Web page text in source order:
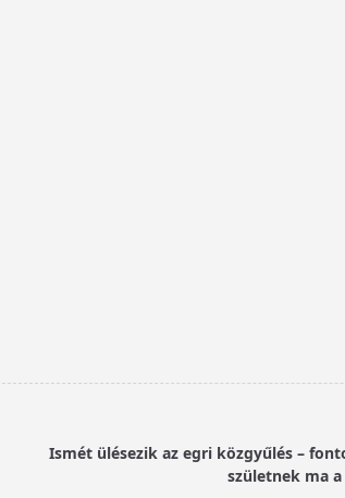
Ismét ülésezik az egri közgyűlés –
születnek ma a